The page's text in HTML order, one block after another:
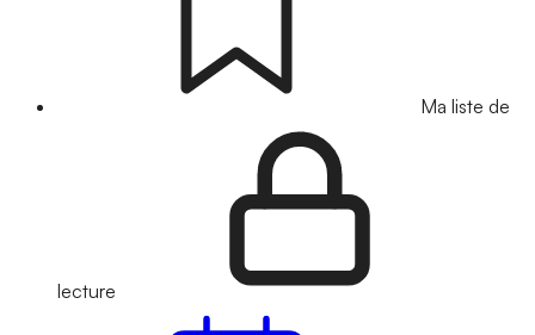
Ma liste de
lecture